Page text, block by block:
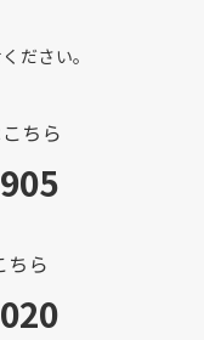
ださい。
ちら
ちら